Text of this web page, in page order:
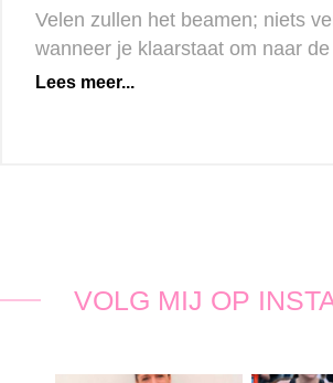
Velen zullen het beamen; niets
wanneer je klaarstaat om naar
Lees meer...
VOLG MIJ OP